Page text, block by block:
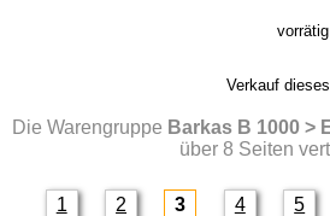
Verkauf
Die Warengruppe Barkas B 1000 >
über 8 Seiten
1 2 3 4 5